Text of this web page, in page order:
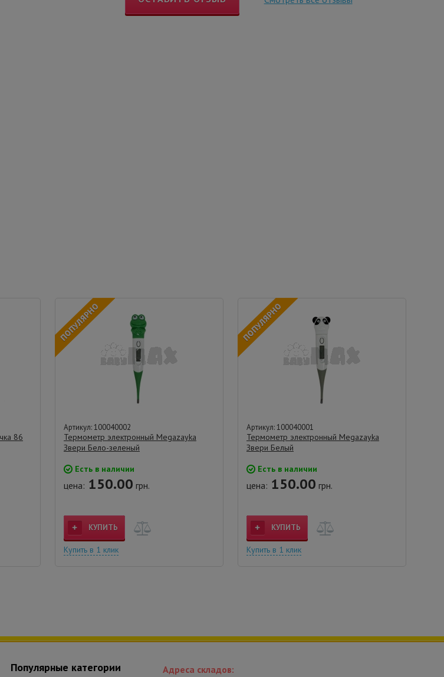
86
Артикул: 100040002
Термометр электронный Megazayka
Звери Бело-зеленый
Есть в наличии
цена: 150.00 грн.
КУПИТЬ
Купить в 1 клик
Артикул: 100040001
Термометр электронный Megazayka
Звери Белый
Есть в наличии
цена: 150.00 грн.
КУПИТЬ
Купить в 1 клик
Популярные категории Адреса складов: